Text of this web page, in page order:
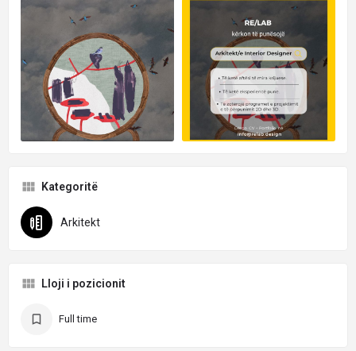
Kategoritë
Arkitekt
Lloji i pozicionit
Full time